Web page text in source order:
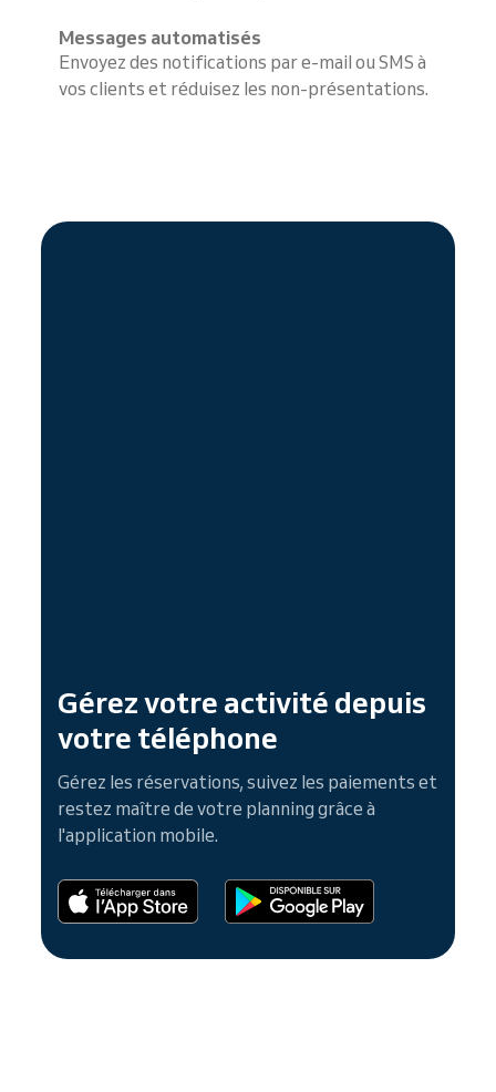
Messages automatisés
Envoyez des notifications par e-mail ou SMS à
vos clients et réduisez les non-présentations.
Gérez votre activité depuis
votre téléphone
Gérez les réservations, suivez les paiements et
restez maître de votre planning grâce à
l'application mobile.